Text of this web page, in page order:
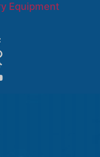
Equipment